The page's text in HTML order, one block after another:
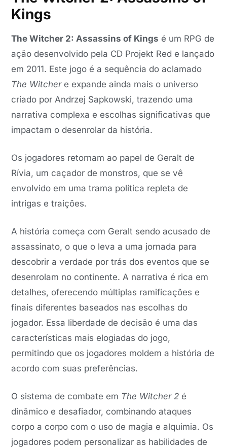
Kings
The Witcher 2: Assassins of Kings é um RPG de
ação desenvolvido pela CD Projekt Red e lançado
em 2011. Este jogo é a sequência do aclamado
The Witchere expande ainda mais o universo
criado por Andrzej Sapkowski, trazendo uma
narrativa complexa e escolhas significativas que
impactam o desenrolar da história.
Os jogadores retornam ao papel de Geralt de
Rívia, um caçador de monstros, que se vê
envolvido em uma trama política repleta de
intrigas e traições.
A história começa com Geralt sendo acusado de
assassinato, o que o leva a uma jornada para
descobrir a verdade por trás dos eventos que se
desenrolam no continente. A narrativa é rica em
detalhes, oferecendo múltiplas ramificações e
finais diferentes baseados nas escolhas do
jogador. Essa liberdade de decisão é uma das
características mais elogiadas do jogo,
permitindo que os jogadores moldem a história de
acordo com suas preferências.
O sistema de combate em The Witcher 2 é
dinâmico e desafiador, combinando ataques
corpo a corpo com o uso de magia e alquimia. Os
jogadores podem personalizar as habilidades de